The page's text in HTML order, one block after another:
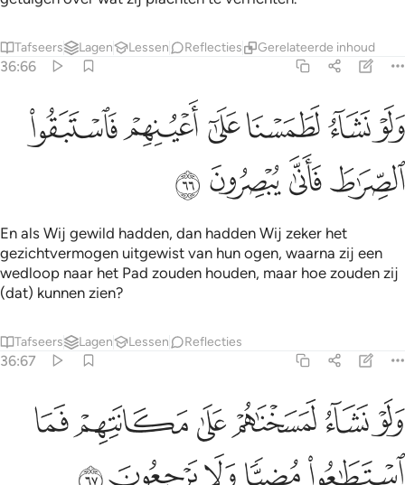
Tafseers Lagen Lessen Reflecties Gerelateerde inhoud
36:66
ولو نشاء لطمسنا على اعينهم فاستبقوا الصراط فانى يبصرون ٦٦
وَلَوْ نَشَآءُ لَطَمَسْنَا عَلَىٰٓ أَعْيُنِهِمْ فَٱسْتَبَقُوا۟ ٱلصِّرَٰطَ فَأَنَّىٰ يُبْصِرُونَ ٦٦
ﲜﲝﲞﲟﲠﲡ
ﲢﲣﲤﲥ
En als Wij gewild hadden, dan hadden Wij zeker het
gezichtvermogen uitgewist van hun ogen, waarna zij een
wedloop naar het Pad zouden houden, maar hoe zouden zij
(dat) kunnen zien?
Tafseers Lagen Lessen Reflecties
36:67
ولو نشاء لمسخناهم على مكانتهم فما استطاعوا مضيا ولا يرجعون ٦٧
وَلَوْ نَشَآءُ لَمَسَخْنَـٰهُمْ عَلَىٰ مَكَانَتِهِمْ فَمَا ٱسْتَطَـٰعُوا۟ مُضِيًّۭا وَلَا
ﲦﲧﲨﲩﲪﲫ